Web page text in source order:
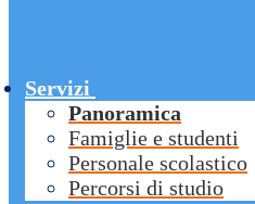
Servizi
Panoramica
Famiglie e studenti
Personale scolastico
Percorsi di studio